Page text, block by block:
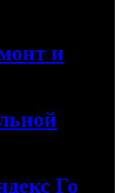
и
Го